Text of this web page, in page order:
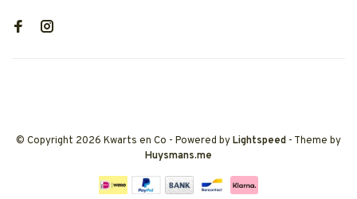
© Copyright 2026 Kwarts en Co - Powered byLightspeed - Theme by
Huysmans.me